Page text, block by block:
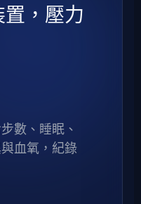
，壓力
數、睡眠、
血氧，紀錄